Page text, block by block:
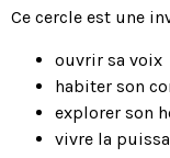
Ce cercle est une
ouvrir sa voix
habiter son
explorer son
vivre la